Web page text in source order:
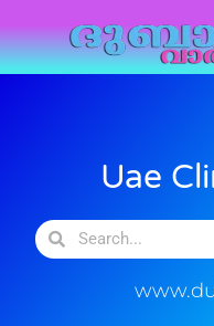
Uae